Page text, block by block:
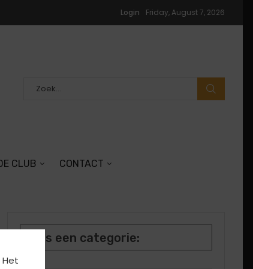
Het
Login Friday, August 7, 2026
CLUB CONTACT
Kies een categorie: